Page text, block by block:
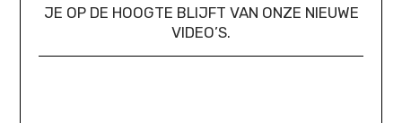
JE OP DE HOOGTE BLIJFT VAN ONZE NIEUWE
VIDEO’S.